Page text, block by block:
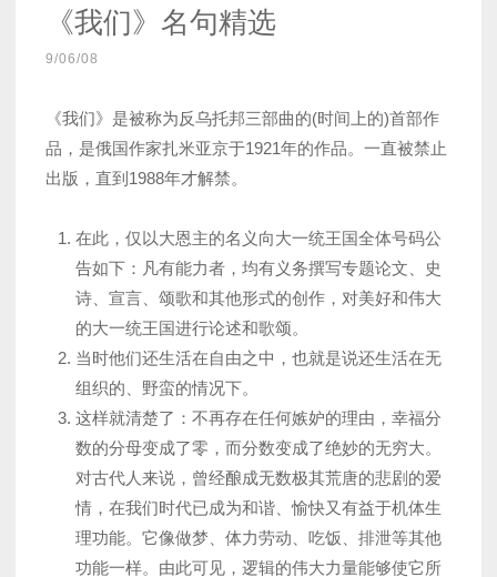
《我们》名句精选
9/06/08
《我们》是被称为反乌托邦三部曲的(时间上的)首部作
品，是俄国作家扎米亚京于1921年的作品。一直被禁止
出版，直到1988年才解禁。
在此，仅以大恩主的名义向大一统王国全体号码公
告如下：凡有能力者，均有义务撰写专题论文、史
诗、宣言、颂歌和其他形式的创作，对美好和伟大
的大一统王国进行论述和歌颂。
当时他们还生活在自由之中，也就是说还生活在无
组织的、野蛮的情况下。
这样就清楚了：不再存在任何嫉妒的理由，幸福分
数的分母变成了零，而分数变成了绝妙的无穷大。
对古代人来说，曾经酿成无数极其荒唐的悲剧的爱
情，在我们时代已成为和谐、愉快又有益于机体生
理功能。它像做梦、体力劳动、吃饭、排泄等其他
功能一样。由此可见，逻辑的伟大力量能够使它所